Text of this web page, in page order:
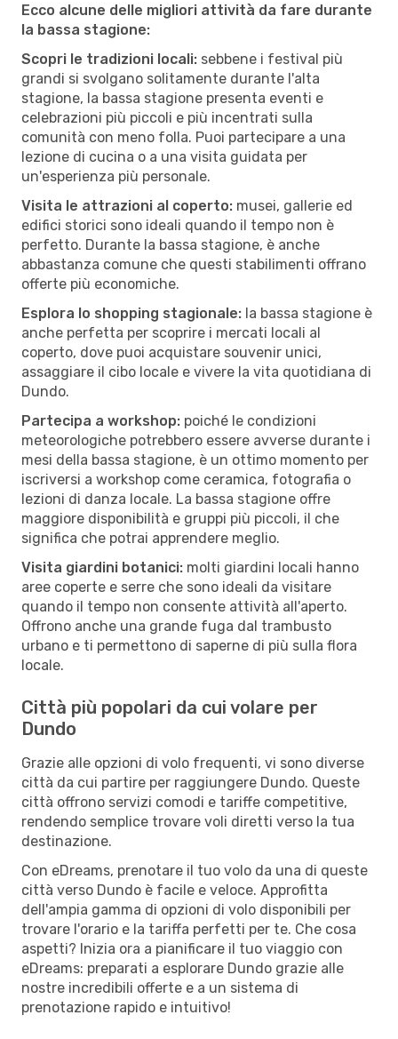
Ecco alcune delle migliori attività da fare durante
la bassa stagione:
Scopri le tradizioni locali: sebbene i festival più
grandi si svolgano solitamente durante l'alta
stagione, la bassa stagione presenta eventi e
celebrazioni più piccoli e più incentrati sulla
comunità con meno folla. Puoi partecipare a una
lezione di cucina o a una visita guidata per
un'esperienza più personale.
Visita le attrazioni al coperto: musei, gallerie ed
edifici storici sono ideali quando il tempo non è
perfetto. Durante la bassa stagione, è anche
abbastanza comune che questi stabilimenti offrano
offerte più economiche.
Esplora lo shopping stagionale: la bassa stagione è
anche perfetta per scoprire i mercati locali al
coperto, dove puoi acquistare souvenir unici,
assaggiare il cibo locale e vivere la vita quotidiana di
Dundo.
Partecipa a workshop: poiché le condizioni
meteorologiche potrebbero essere avverse durante i
mesi della bassa stagione, è un ottimo momento per
iscriversi a workshop come ceramica, fotografia o
lezioni di danza locale. La bassa stagione offre
maggiore disponibilità e gruppi più piccoli, il che
significa che potrai apprendere meglio.
Visita giardini botanici: molti giardini locali hanno
aree coperte e serre che sono ideali da visitare
quando il tempo non consente attività all'aperto.
Offrono anche una grande fuga dal trambusto
urbano e ti permettono di saperne di più sulla flora
locale.
Città più popolari da cui volare per
Dundo
Grazie alle opzioni di volo frequenti, vi sono diverse
città da cui partire per raggiungere Dundo. Queste
città offrono servizi comodi e tariffe competitive,
rendendo semplice trovare voli diretti verso la tua
destinazione.
Con eDreams, prenotare il tuo volo da una di queste
città verso Dundo è facile e veloce. Approfitta
dell'ampia gamma di opzioni di volo disponibili per
trovare l'orario e la tariffa perfetti per te. Che cosa
aspetti? Inizia ora a pianificare il tuo viaggio con
eDreams: preparati a esplorare Dundo grazie alle
nostre incredibili offerte e a un sistema di
prenotazione rapido e intuitivo!